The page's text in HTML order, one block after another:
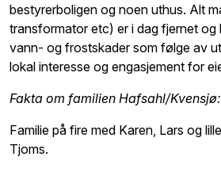
bestyrerboligen og noen uthus. Alt
transformator etc) er i dag fjernet og
vann- og frostskader som følge av
lokal interesse og engasjement for
Fakta om familien Hafsahl/Kvensjø:
Familie på fire med Karen, Lars og
Tjoms.